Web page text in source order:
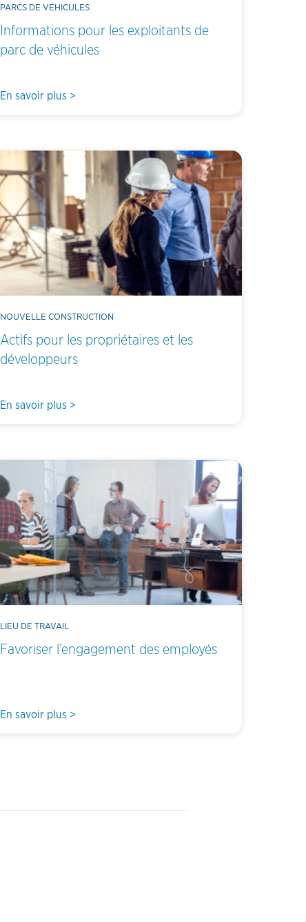
PARCS DE VÉHICULES
Informations pour les exploitants de
parc de véhicules
En savoir plus >
NOUVELLE CONSTRUCTION
Actifs pour les propriétaires et les
développeurs
En savoir plus >
LIEU DE TRAVAIL
Favoriser l’engagement des employés
En savoir plus >